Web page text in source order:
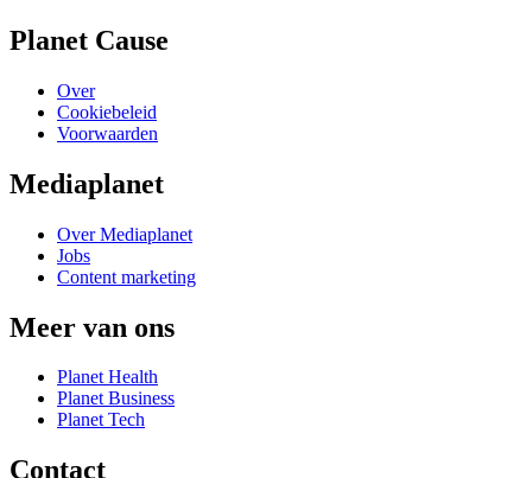
Planet Cause
Over
Cookiebeleid
Voorwaarden
Mediaplanet
Over Mediaplanet
Jobs
Content marketing
Meer van ons
Planet Health
Planet Business
Planet Tech
Contact